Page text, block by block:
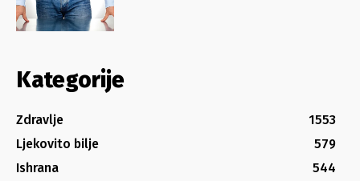
Kategorije
Zdravlje
1553
Ljekovito bilje
579
Ishrana
544